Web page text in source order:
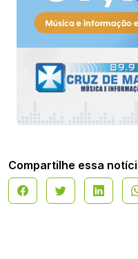
Compartilhe essa